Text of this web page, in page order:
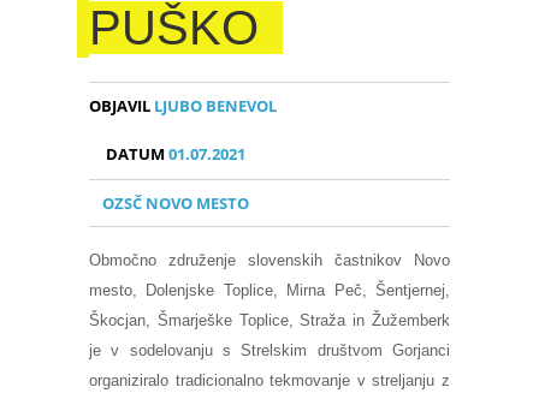
PUŠKO
OBJAVIL LJUBO BENEVOL
DATUM01.07.2021
OZSČ NOVO MESTO
Območno združenje slovenskih častnikov Novo
mesto, Dolenjske Toplice, Mirna Peč, Šentjernej,
Škocjan, Šmarješke Toplice, Straža in Žužemberk
je v sodelovanju s Strelskim društvom Gorjanci
organiziralo tradicionalno tekmovanje v streljanju z